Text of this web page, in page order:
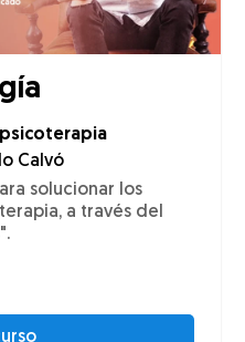
Calvó
solucionar los
a través del